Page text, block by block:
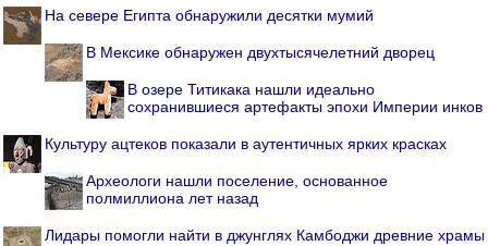
На севере Египта обнаружили десятки мумий
В Мексике обнаружен двухтысячелетний дворец
В озере Титикака нашли идеально
сохранившиеся артефакты эпохи Империи инков
Культуру ацтеков показали в аутентичных ярких красках
Археологи нашли поселение, основанное
полмиллиона лет назад
Лидары помогли найти в джунглях Камбоджи древние храмы